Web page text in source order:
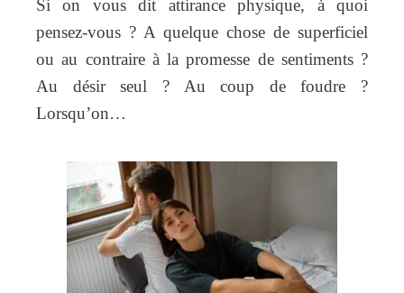
Si on vous dit attirance physique, à quoi
pensez-vous ? A quelque chose de superficiel
ou au contraire à la promesse de sentiments ?
Au désir seul ? Au coup de foudre ?
Lorsqu’on…